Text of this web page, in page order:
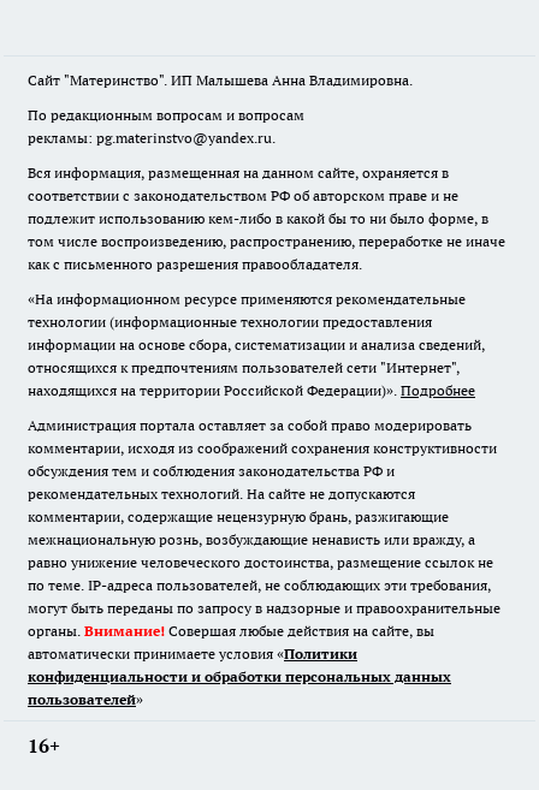
Сайт "Материнство". ИП Малышева Анна Владимировна.
По редакционным вопросам и вопросам
рекламы: pg.materinstvo@yandex.ru.
Вся информация, размещенная на данном сайте, охраняется в
соответствии с законодательством РФ об авторском праве и не
подлежит использованию кем-либо в какой бы то ни было форме, в
том числе воспроизведению, распространению, переработке не иначе
как с письменного разрешения правообладателя.
«На информационном ресурсе применяются рекомендательные
технологии (информационные технологии предоставления
информации на основе сбора, систематизации и анализа сведений,
относящихся к предпочтениям пользователей сети "Интернет",
находящихся на территории Российской Федерации)». Подробнее
Администрация портала оставляет за собой право модерировать
комментарии, исходя из соображений сохранения конструктивности
обсуждения тем и соблюдения законодательства РФ и
рекомендательных технологий. На сайте не допускаются
комментарии, содержащие нецензурную брань, разжигающие
межнациональную рознь, возбуждающие ненависть или вражду, а
равно унижение человеческого достоинства, размещение ссылок не
по теме. IP-адреса пользователей, не соблюдающих эти требования,
могут быть переданы по запросу в надзорные и правоохранительные
органы. Внимание! Совершая любые действия на сайте, вы
автоматически принимаете условия «Политики
конфиденциальности и обработки персональных данных
пользователей»
16+